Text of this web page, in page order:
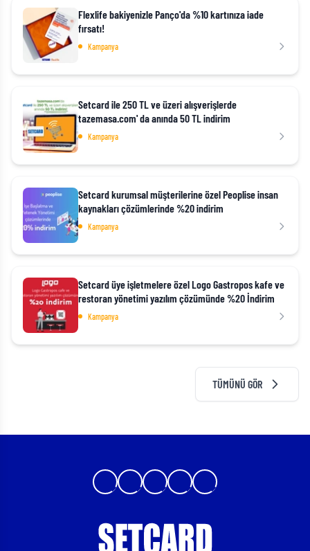
Flexlife bakiyenizle Panço'da %10 kartınıza iade
fırsatı!
Kampanya
Setcard ile 250 TL ve üzeri alışverişlerde
tazemasa.com' da anında 50 TL indirim
Kampanya
Setcard kurumsal müşterilerine özel Peoplise insan
kaynakları çözümlerinde %20 indirim
Kampanya
Setcard üye işletmelere özel Logo Gastropos kafe ve
restoran yönetimi yazılım çözümünde %20 İndirim
Kampanya
TÜMÜNÜ GÖR